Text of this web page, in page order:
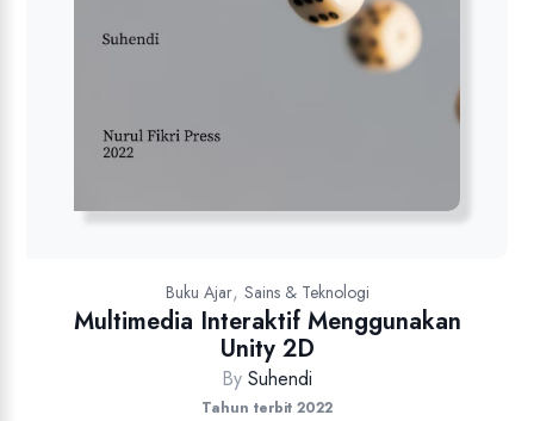
Buku Ajar, Sains & Teknologi
Multimedia Interaktif Menggunakan
Unity 2D
By Suhendi
Tahun terbit 2022